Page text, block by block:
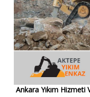
Ankara Yıkım Hizmeti